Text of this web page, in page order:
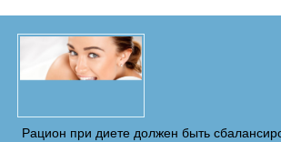
Рацион при диете должен быть